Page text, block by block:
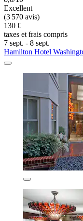
Excellent
(3 570 avis)
130 €
taxes et frais compris
7 sept. - 8 sept.
Hamilton Hotel